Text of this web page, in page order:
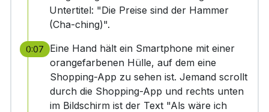
Untertitel: "Die Preise sind der Hammer
(Cha-ching)".
0:07
Eine Hand hält ein Smartphone mit einer
orangefarbenen Hülle, auf dem eine
Shopping-App zu sehen ist. Jemand scrollt
durch die Shopping-App und rechts unten
im Bildschirm ist der Text "Als wäre ich